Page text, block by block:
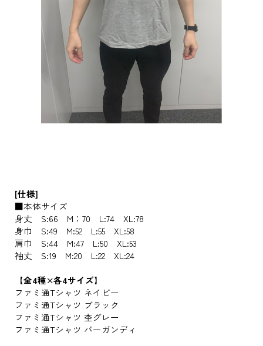
[仕様]
■本体サイズ
身丈 S:66 M：70 L:74 XL:78
身巾 S:49 M:52 L:55 XL:58
肩巾 S:44 M:47 L:50 XL:53
袖丈 S:19 M:20 L:22 XL:24
【全4種×各4サイズ】
ファミ通Tシャツ ネイビー
ファミ通Tシャツ ブラック
ファミ通Tシャツ 杢グレー
ファミ通Tシャツ バーガンディ